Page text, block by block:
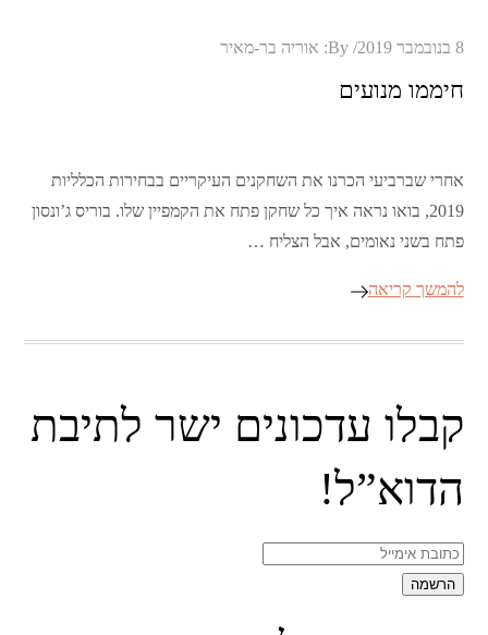
Posted
8 בנובמבר 2019 By: אוריה בר-מאיר
חיממו מנועים
אחרי שברביעי הכרנו את השחקנים העיקריים בבחירות הכלליות
2019, בואו נראה איך כל שחקן פתח את הקמפיין שלו. בוריס ג’ונסון
פתח בשני נאומים, אבל הצליח …
להמשך קריאה
קבלו עדכונים ישר לתיבת
הדוא”ל!